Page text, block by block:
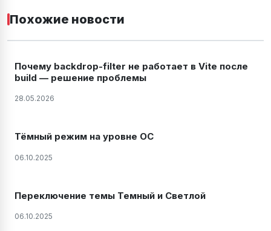
Похожие новости
Почему backdrop-filter не работает в Vite после
build — решение проблемы
28.05.2026
Тёмный режим на уровне ОС
06.10.2025
Переключение темы Темный и Светлой
06.10.2025